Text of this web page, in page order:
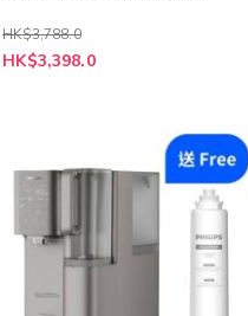
$3388))
HK$3,788.0
特
殊
HK$3,398.0